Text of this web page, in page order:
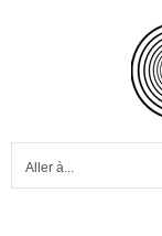
Aller à...